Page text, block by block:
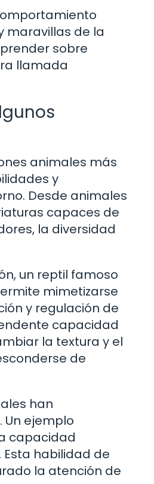
maravillas de la
sobre
llamada
animales más
y
Desde animales
capaces de
la diversidad
un reptil famoso
mimetizarse
y regulación de
capacidad
la textura y el
de
han
ejemplo
capacidad
habilidad de
la atención de